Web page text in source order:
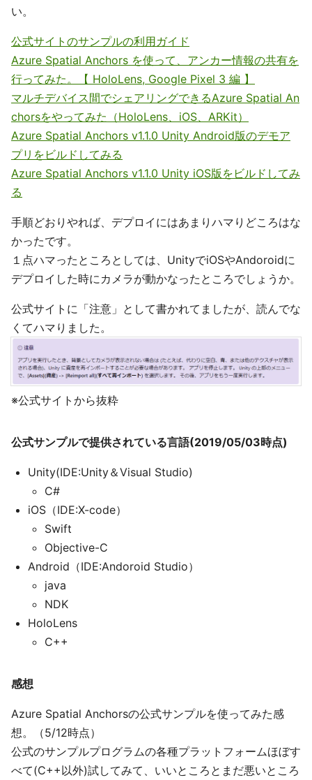
い。
公式サイトのサンプルの利用ガイド
Azure Spatial Anchors を使って、アンカー情報の共有を
行ってみた。【 HoloLens, Google Pixel 3 編 】
マルチデバイス間でシェアリングできるAzure Spatial An
chorsをやってみた（HoloLens、iOS、ARKit）
Azure Spatial Anchors v1.1.0 Unity Android版のデモア
プリをビルドしてみる
Azure Spatial Anchors v1.1.0 Unity iOS版をビルドしてみ
る
手順どおりやれば、デプロイにはあまりハマりどころはな
かったです。
１点ハマったところとしては、UnityでiOSやAndoroidに
デプロイした時にカメラが動かなったところでしょうか。
公式サイトに「注意」として書かれてましたが、読んでな
くてハマりました。
※公式サイトから抜粋
公式サンプルで提供されている言語(2019/05/03時点)
Unity(IDE:Unity＆Visual Studio)
C#
iOS（IDE:X-code）
Swift
Objective-C
Android（IDE:Andoroid Studio）
java
NDK
HoloLens
C++
感想
Azure Spatial Anchorsの公式サンプルを使ってみた感
想。（5/12時点）
公式のサンプルプログラムの各種プラットフォームほぼす
べて(C++以外)試してみて、いいところとまだ悪いところ